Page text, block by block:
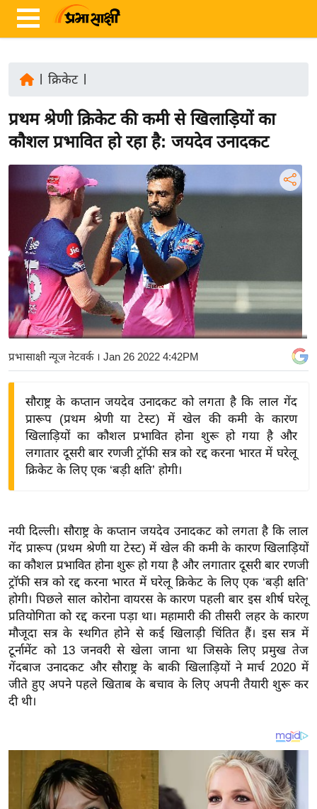
ज़ा
ख
अं
र्रा
ष्ट्री
य
बि
ज़
द्यो
त
वि
शे
ष
ज्ञ
रा
य
ब
ज
ट
क्रिकेट|
प्रथम श्रेणी क्रिकेट की कमी से खिलाड़ियों का
कौशल प्रभावित हो रहा है: जयदेव उनादकट
प्रभासाक्षी न्यूज नेटवर्क। Jan 26 2022 4:42PM
सौराष्ट्र के कप्तान जयदेव उनादकट को लगता है कि लाल गेंद
प्रारूप (प्रथम श्रेणी या टेस्ट) में खेल की कमी के कारण
खिलाड़ियों का कौशल प्रभावित होना शुरू हो गया है और
लगातार दूसरी बार रणजी ट्रॉफी सत्र को रद्द करना भारत में घरेलू
क्रिकेट के लिए एक ‘बड़ी क्षति’ होगी।
नयी दिल्ली। सौराष्ट्र के कप्तान जयदेव उनादकट को लगता है कि लाल
गेंद प्रारूप (प्रथम श्रेणी या टेस्ट) में खेल की कमी के कारण खिलाड़ियों
का कौशल प्रभावित होना शुरू हो गया है और लगातार दूसरी बार रणजी
ट्रॉफी सत्र को रद्द करना भारत में घरेलू क्रिकेट के लिए एक ‘बड़ी क्षति’
होगी। पिछले साल कोरोना वायरस के कारण पहली बार इस शीर्ष घरेलू
प्रतियोगिता को रद्द करना पड़ा था। महामारी की तीसरी लहर के कारण
मौजूदा सत्र के स्थगित होने से कई खिलाड़ी चिंतित हैं। इस सत्र में
टूर्नामेंट को 13 जनवरी से खेला जाना था जिसके लिए प्रमुख तेज
गेंदबाज उनादकट और सौराष्ट्र के बाकी खिलाड़ियों ने मार्च 2020 में
जीते हुए अपने पहले खिताब के बचाव के लिए अपनी तैयारी शुरू कर
दी थी।